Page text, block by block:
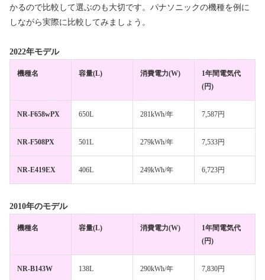
かるので比較して選ぶのも大切です。パナソニックの機種を例に
しながら実際に比較してみましょう。
2022年モデル
機種名 容量(L) 消費電力(W)
1年間電気代
(円)
NR-F658wPX 650L 281kWh/年 7,587円
NR-F508PX 501L 279kWh/年 7,533円
NR-E419EX 406L 249kWh/年 6,723円
2010年のモデル
機種名 容量(L) 消費電力(W)
1年間電気代
(円)
NR-B143W 138L 290kWh/年 7,830円